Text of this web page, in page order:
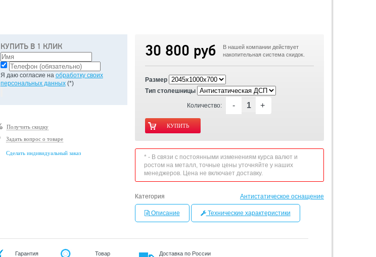
КУПИТЬ В 1 КЛИК
Я даю согласие на обработку своих
персональных данных(*)
Получить скидку
Задать вопрос о товаре
Сделать индивидуальный заказ
30 800 руб
В нашей компании действует
накопительная система скидок.
Размер
Тип столешницы
Количество: - +
* - В связи с постоянными изменениям курса валют и
ростом на металл, точные цены уточняйте у наших
менеджеров. Цена не включает доставку.
Категория Антистатическое оснащение
Описание Технические характеристики
Гарантия
Товар
Доставка по России